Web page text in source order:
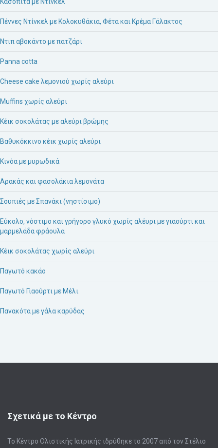
Πέννες Ντίνκελ με Κολοκυθάκια, Φέτα και Κρέμα Γάλακτος
Ντιπ αβοκάντο με πατζάρι
Panna cotta
Cheese cake λεμονιού χωρίς αλεύρι
Muffins χωρίς αλεύρι
Κέικ σοκολάτας με αλεύρι βρώμης
Βαθυκόκκινο κέικ χωρίς αλεύρι
Κινόα με μυρωδικά
Αρακάς και φασολάκια λεμονάτα
Σουπιές με Σπανάκι (νηστίσιμο)
Εύκολο, νόστιμο και γρήγορο γλυκό χωρίς αλέυρι με γιαούρτι και
μαρμελάδα φράουλα
Κέικ σοκολάτας χωρίς αλεύρι
Παγωτό κακάο
Παγωτό Γιαούρτι με Μέλι
Πανακότα με γάλα καρύδας
Σχετικά με το Κέντρο
Το Κέντρο Ολιστικής Ιατρικής ιδρύθηκε το 2007 από τον Στέλιο